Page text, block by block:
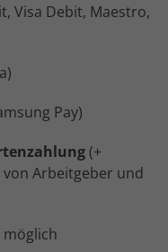
Visa Debit, Maestro,
Pay)
(+
Arbeitgeber und